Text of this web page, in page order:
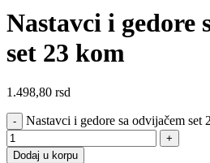
Nastavci i gedore
set 23 kom
1.498,80 rsd
Nastavci i gedore sa odvijačem set
Dodaj u korpu